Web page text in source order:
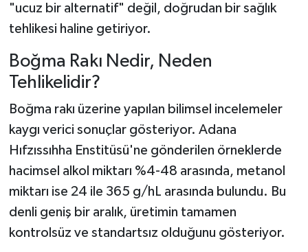
"ucuz bir alternatif" değil, doğrudan bir sağlık
tehlikesi haline getiriyor.
Boğma Rakı Nedir, Neden
Tehlikelidir?
Boğma rakı üzerine yapılan bilimsel incelemeler
kaygı verici sonuçlar gösteriyor. Adana
Hıfzıssıhha Enstitüsü'ne gönderilen örneklerde
hacimsel alkol miktarı %4-48 arasında, metanol
miktarı ise 24 ile 365 g/hL arasında bulundu. Bu
denli geniş bir aralık, üretimin tamamen
kontrolsüz ve standartsız olduğunu gösteriyor.